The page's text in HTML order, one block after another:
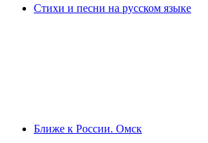
Стихи и песни на русском языке
Ближе к России. Омск